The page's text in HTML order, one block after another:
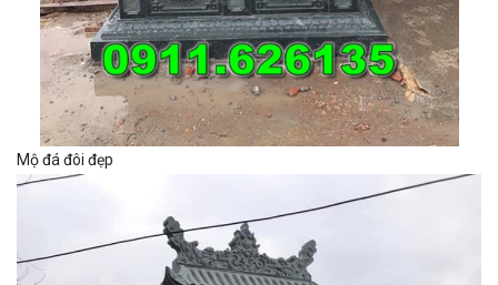
Mộ đá đôi đẹp